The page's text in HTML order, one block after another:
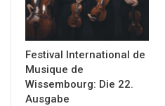
Festival International de
Musique de
Wissembourg: Die 22.
Ausgabe